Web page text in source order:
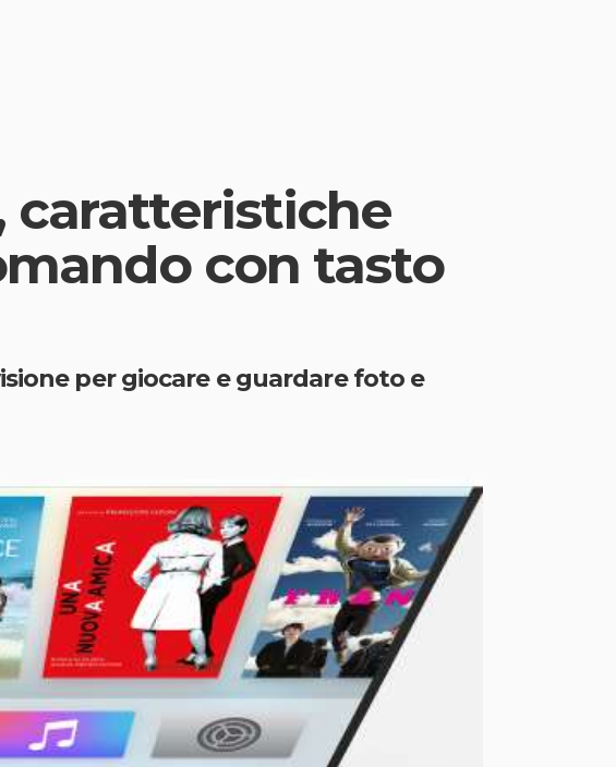
caratteristiche
con tasto
per giocare e guardare foto e